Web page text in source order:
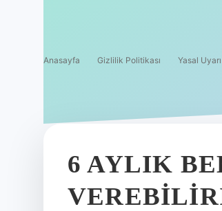
Anasayfa Gizlilik Politikası Yasal Uyarı
6 AYLIK